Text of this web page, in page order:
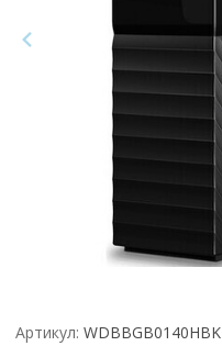
Артикул: WDBBGB0140HBK